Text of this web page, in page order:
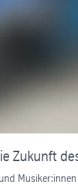
Zukunft